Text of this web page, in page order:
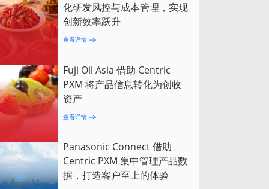
化研发风控与成本管理，实现
创新效率跃升
查看详情
Fuji Oil Asia 借助 Centric
PXM 将产品信息转化为创收
资产
查看详情
Panasonic Connect 借助
Centric PXM 集中管理产品数
据，打造客户至上的体验